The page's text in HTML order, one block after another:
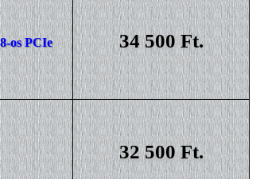
os PCIe
34 500 Ft.
32 500 Ft.